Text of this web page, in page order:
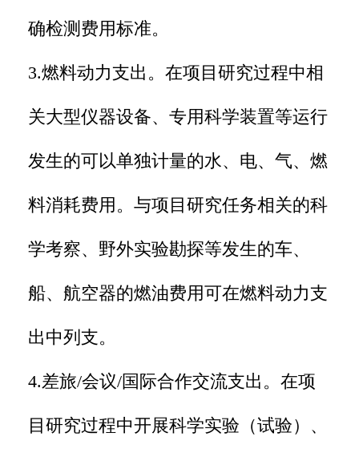
确检测费用标准。
3.燃料动力支出。在项目研究过程中相
关大型仪器设备、专用科学装置等运行
发生的可以单独计量的水、电、气、燃
料消耗费用。与项目研究任务相关的科
学考察、野外实验勘探等发生的车、
船、航空器的燃油费用可在燃料动力支
出中列支。
4.差旅/会议/国际合作交流支出。在项
目研究过程中开展科学实验（试验）、